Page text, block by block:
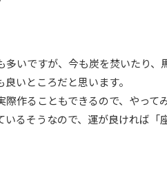
多いですが、今も炭を焚いたり、
いところだと思います。
作ることもできるので、やって
いるそうなので、運が良ければ「